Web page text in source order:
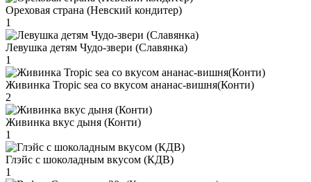
Ореховая страна (Невский кондитер)
1
Левушка детям Чудо-звери (Славянка)
1
Живинка Tropic sea со вкусом ананас-вишня(Конти)
2
Живинка вкус дыня (Конти)
1
Глэйс с шоколадным вкусом (КДВ)
1